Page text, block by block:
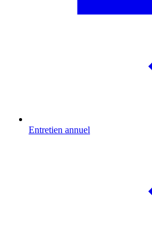
Entretien annuel